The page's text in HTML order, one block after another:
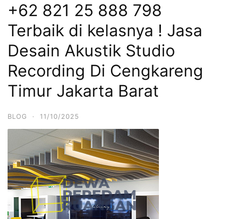
+62 821 25 888 798
Terbaik di kelasnya ! Jasa
Desain Akustik Studio
Recording Di Cengkareng
Timur Jakarta Barat
BLOG · 11/10/2025